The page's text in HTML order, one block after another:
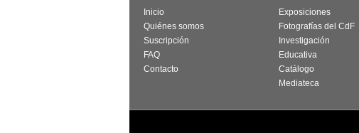
Inicio
Quiénes somos
Suscripción
FAQ
Contacto
Exposiciones
Fotografías del CdF
Investigación
Educativa
Catálogo
Mediateca